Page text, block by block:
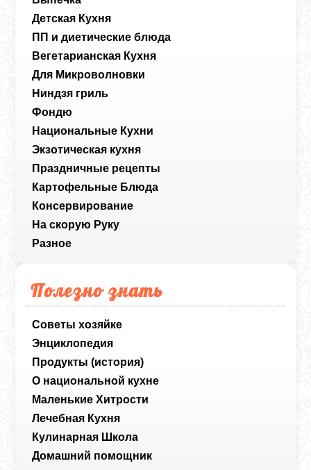
Детская Кухня
ПП и диетические блюда
Вегетарианская Кухня
Для Микроволновки
Ниндзя гриль
Фондю
Национальные Кухни
Экзотическая кухня
Праздничные рецепты
Картофельные Блюда
Консервирование
На скорую Руку
Разное
Полезно знать
Советы хозяйке
Энциклопедия
Продукты (история)
О национальной кухне
Маленькие Хитрости
Лечебная Кухня
Кулинарная Школа
Домашний помощник